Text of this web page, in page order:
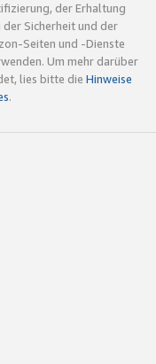
der Erhaltung
Sicherheit und der
Seiten und -Dienste
Um mehr darüber
lies bitte die Hinweise
.